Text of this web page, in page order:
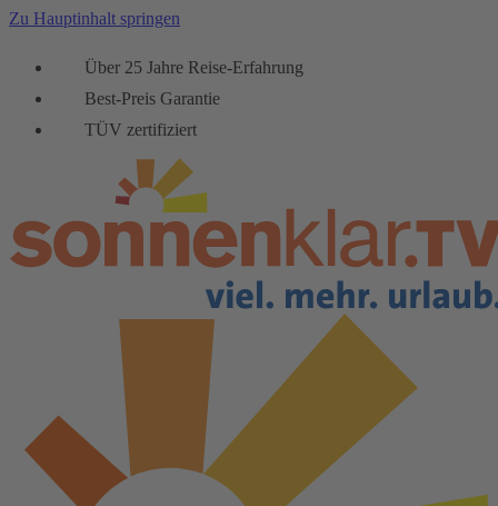
Zu Hauptinhalt springen
Über 25 Jahre Reise-Erfahrung
Best-Preis Garantie
TÜV zertifiziert